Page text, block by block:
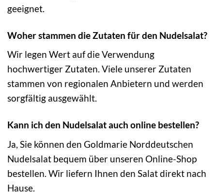
geeignet.
Woher stammen die Zutaten für den Nudelsalat?
Wir legen Wert auf die Verwendung
hochwertiger Zutaten. Viele unserer Zutaten
stammen von regionalen Anbietern und werden
sorgfältig ausgewählt.
Kann ich den Nudelsalat auch online bestellen?
Ja, Sie können den Goldmarie Norddeutschen
Nudelsalat bequem über unseren Online-Shop
bestellen. Wir liefern Ihnen den Salat direkt nach
Hause.